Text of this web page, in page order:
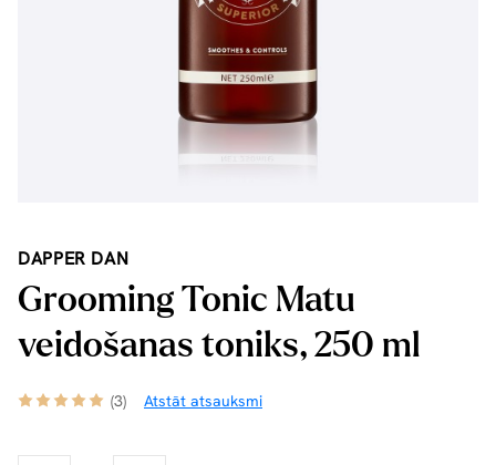
DAPPER DAN
Grooming Tonic Matu
veidošanas toniks, 250 ml
(3) Atstāt atsauksmi